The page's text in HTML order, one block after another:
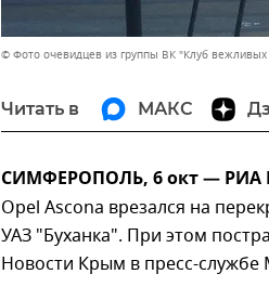
© Фото очевидцев из группы ВК "Клуб вежливых
Читать в МАКС
СИМФЕРОПОЛЬ, 6 окт — РИА
Opel Ascona врезался на
УАЗ "Буханка". При этом
Новости Крым в пресс-